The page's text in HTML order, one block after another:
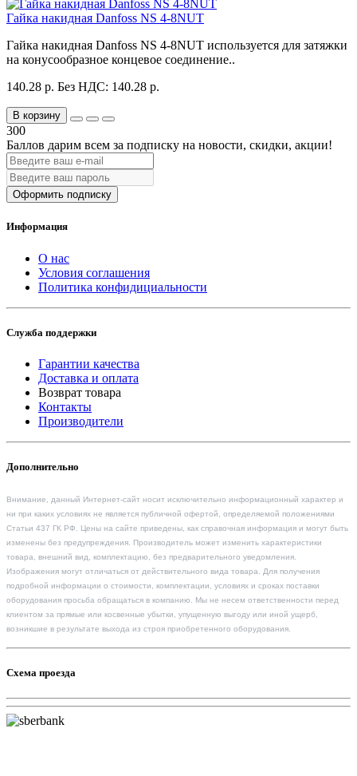
Гайка накидная Danfoss NS 4-8NUT
Гайка накидная Danfoss NS 4-8NUT используется для затяжки
на конусообразное концевое соединение..
140.28 р. Без НДС: 140.28 р.
В корзину
300
Баллов дарим всем за подписку на новости, скидки, акции!
Оформить подписку
Информация
О нас
Условия соглашения
Политика конфидициальности
Служба поддержки
Гарантии качества
Доставка и оплата
Возврат товара
Контакты
Производители
Дополнительно
Внимание, данный Интернет-сайт носит исключительно информационный характер и
ни при каких условиях не является публичной офертой, определяемой положениями
Статьи 437 ГК РФ. Цены на сайте приведены, как справочная информация и могут быть
изменены без предупреждения. Производитель может изменить характеристики
товара, внешний вид, комплектацию, без предварительного уведомления.
Изображения могут отличаться от действительного вида товара. Для получения
подробной информации о стоимости, комплектации, условиях и сроках поставки
оборудования просьба обращаться в компанию. Мы не несем ответственности перед
клиентом за прямые или косвенные убытки, упущенную выгоду или иной ущерб,
возникшие в результате выхода из строя приобретенного оборудования.
Схема проезда